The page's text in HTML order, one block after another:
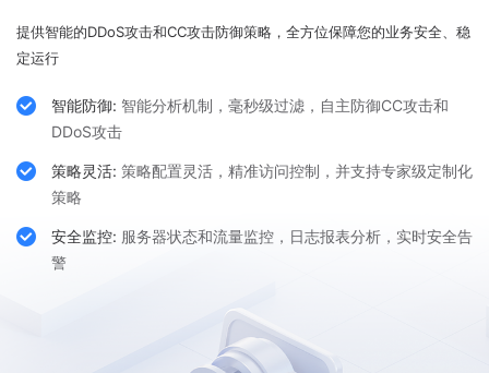
提供智能的DDoS攻击和CC攻击防御策略，全方位保障您的业务安全、稳
定运行
 智能防御: 智能分析机制，毫秒级过滤，自主防御CC攻击和
DDoS攻击
 策略灵活: 策略配置灵活，精准访问控制，并支持专家级定制化
策略
 安全监控: 服务器状态和流量监控，日志报表分析，实时安全告
警